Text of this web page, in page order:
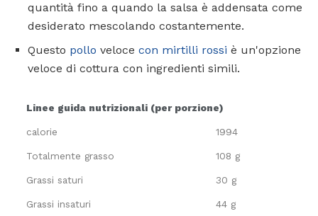
quantità fino a quando la salsa è addensata come
desiderato mescolando costantemente.
Questo pollo veloce con mirtilli rossi è un'opzione
veloce di cottura con ingredienti simili.
Linee guida nutrizionali (per porzione)
calorie 1994
Totalmente grasso 108 g
Grassi saturi 30 g
Grassi insaturi 44 g